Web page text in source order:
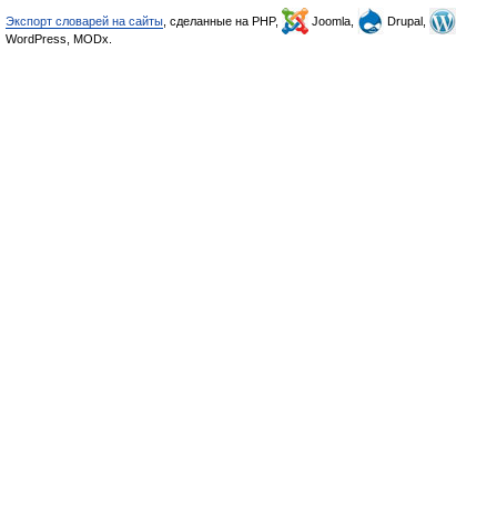
Экспорт словарей на сайты , сделанные на PHP, Joomla,
Drupal,
WordPress, MODx.